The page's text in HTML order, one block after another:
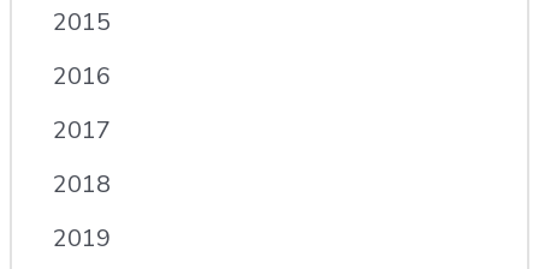
2015
2016
2017
2018
2019